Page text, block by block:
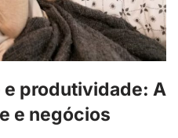
e produtividade: A
e negócios